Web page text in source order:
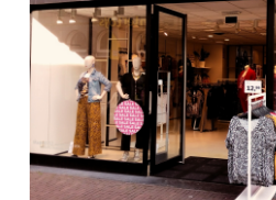
Bezienswaardigheden
Winkelen, uitgaan en doen
Eten, drinken & uitgaan
Watersport
Overnachten